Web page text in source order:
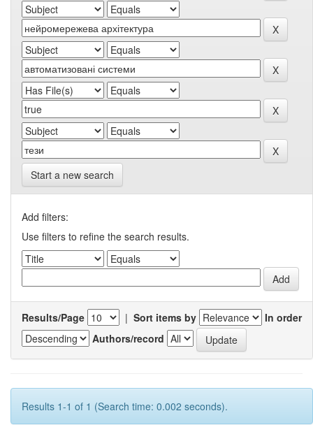
Start a new search
Add filters:
Use filters to refine the search results.
Results/Page | Sort items by
In order
Authors/record
Results 1-1 of 1 (Search time: 0.002 seconds).